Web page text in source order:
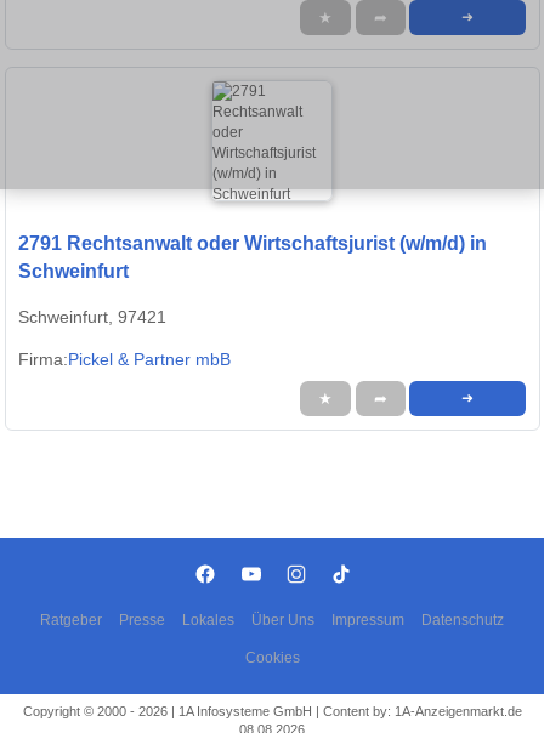
★ ➦ ➜
2791 Rechtsanwalt oder Wirtschaftsjurist (w/m/d) in
Schweinfurt
Schweinfurt, 97421
Firma:Pickel & Partner mbB
★ ➦ ➜
Ratgeber Presse Lokales Über Uns Impressum Datenschutz
Cookies
Copyright © 2000 - 2026 | 1A Infosysteme GmbH | Content by: 1A-Anzeigenmarkt.de
08.08.2026